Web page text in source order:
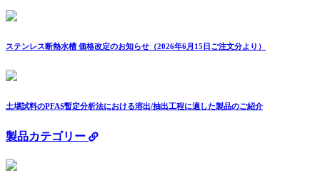
ステンレス断熱水槽 価格改定のお知らせ（2026年6月15日ご注文分より）
土壌試料のPFAS暫定分析法における溶出/抽出工程に適した製品のご紹介
製品カテゴリー